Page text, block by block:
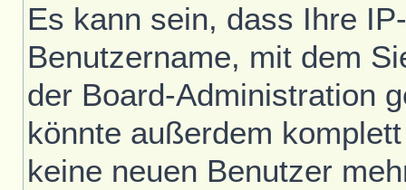
Es kann sein, dass Ihre
Benutzername, mit dem
der Board-Administration
könnte außerdem
keine neuen Benutzer